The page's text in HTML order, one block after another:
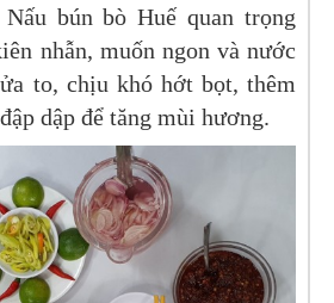
bún bò Huế quan trọng
nhẫn, muốn ngon và nước
to, chịu khó hớt bọt, thêm
dập để tăng mùi hương.